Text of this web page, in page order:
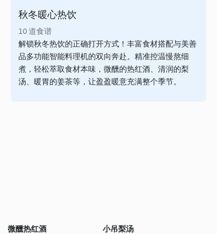
秋冬暖心热饮
10 道食谱
解锁秋冬热饮的正确打开方式！丰富食材搭配与美善
品多功能智能料理机的双向奔赴。精准控温慢熬细
煮，轻松萃取食材本味，微醺的热红酒、清润的梨
汤、暖胃的姜茶等，让盈盈暖意充满整个季节。
微醺热红酒 小吊梨汤